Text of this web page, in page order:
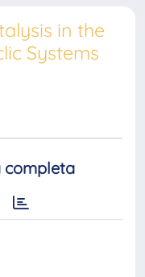
in the
Systems
completa